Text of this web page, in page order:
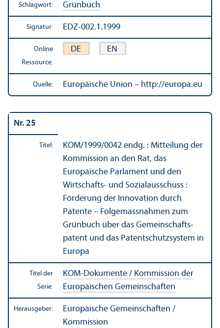
Schlagwort: Grünbuch
Signatur: EDZ-002.1.1999
Online
Ressource:
DE EN
Quelle: Europäische Union – http://europa.eu
Nr. 25
Titel: KOM/1999/0042 endg. : Mitteilung der
Kommission an den Rat, das
Europäische Parlament und den
Wirtschafts- und Sozial­ausschuss :
Förderung der Innovation durch
Patente – Folgemassnahmen zum
Grünbuch über das Gemeinschafts­
patent und das Patentschutz­system in
Europa
Titel der
Serie:
KOM-Dokumente / Kommission der
Europäischen Gemeinschaften
Herausgeber:
Europäische Gemeinschaften /
Kommission